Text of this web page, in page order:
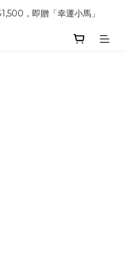
，即贈「幸運小馬」